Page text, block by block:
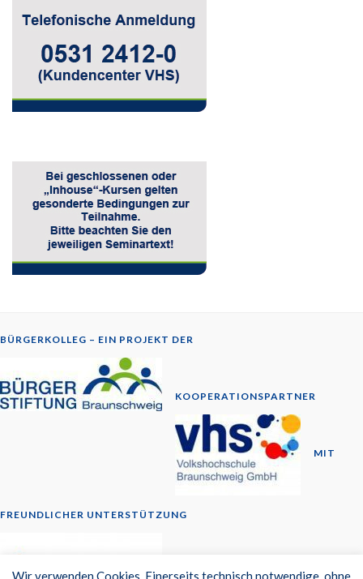
BÜRGERKOLLEG – EIN PROJEKT DER
KOOPERATIONSPARTNER
MIT
FREUNDLICHER UNTERSTÜTZUNG
© 2014-2026
Wir verwenden Cookies. Einerseits technisch notwendige, ohne